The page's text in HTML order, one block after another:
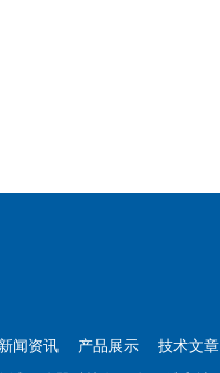
新闻资讯 产品展示 技术文章